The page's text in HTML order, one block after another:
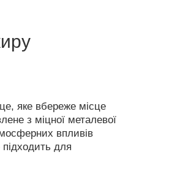
яке вбереже місце
з міцної металевої
впливів
для